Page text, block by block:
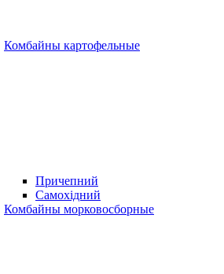
Комбайны картофельные
Причепний
Самохідний
Комбайны морковосборные